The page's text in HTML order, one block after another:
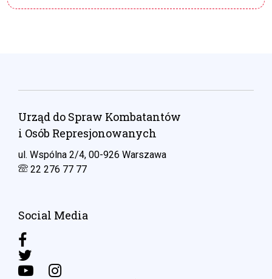
Urząd do Spraw Kombatantów
i Osób Represjonowanych
ul. Wspólna 2/4, 00-926 Warszawa
22 276 77 77
Social Media